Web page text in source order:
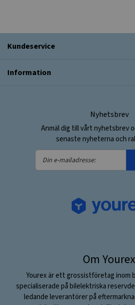
Kundeservice
Information
Nyhetsbrev
Anmäl dig till vårt nyhetsbrev
senaste nyheterna och
Din
e-
Om Yourex
Yourex är ett grossistföretag inom
specialiserade på bilelektriska
ledande leverantörer på